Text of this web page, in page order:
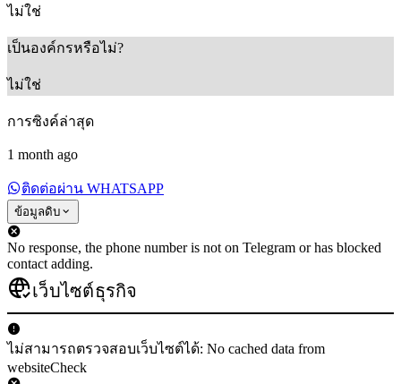
ไม่ใช่
เป็นองค์กรหรือไม่?
ไม่ใช่
การซิงค์ล่าสุด
1 month ago
ติดต่อผ่าน WHATSAPP
ข้อมูลดิบ
No response, the phone number is not on Telegram or has blocked
contact adding.
เว็บไซต์ธุรกิจ
ไม่สามารถตรวจสอบเว็บไซต์ได้: No cached data from
websiteCheck